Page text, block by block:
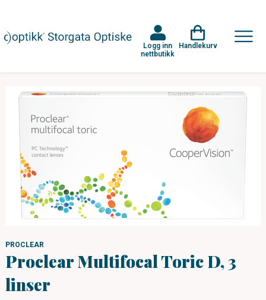
Logg inn
nettbutikk
Handlekurv
PROCLEAR
Proclear Multifocal Toric D, 3
linser